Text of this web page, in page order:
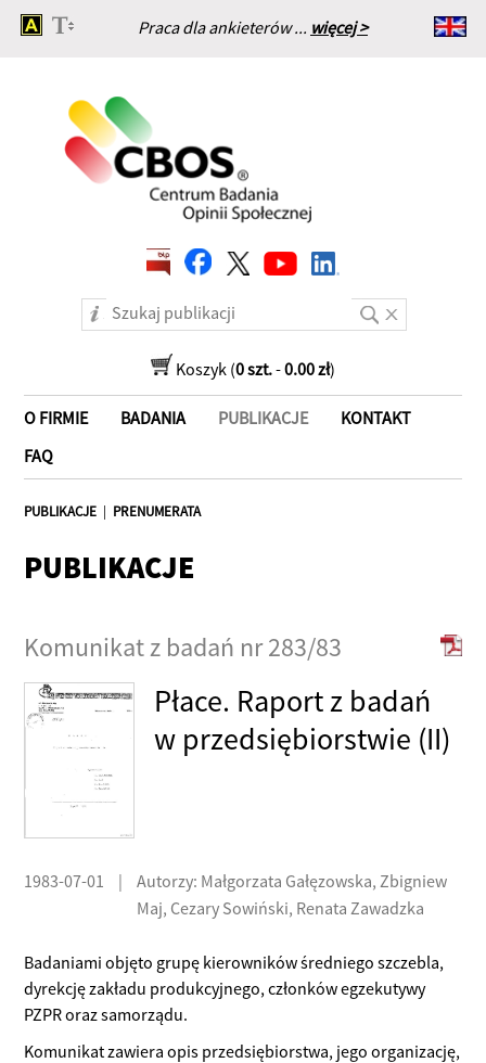
Praca dla ankieterów ... więcej >
Strona główna
Koszyk (0 szt.-0.00 zł)
O FIRMIE BADANIA PUBLIKACJE
KONTAKT
FAQ
PUBLIKACJE | PRENUMERATA
PUBLIKACJE
Komunikat z badań nr 283/83
Płace. Raport z badań
w przedsiębiorstwie (II)
1983-07-01 |
Autorzy: Małgorzata Gałęzowska, Zbigniew
Maj, Cezary Sowiński, Renata Zawadzka
Badaniami objęto grupę kierowników średniego szczebla,
dyrekcję zakładu produkcyjnego, członków egzekutywy
PZPR oraz samorządu.
Komunikat zawiera opis przedsiębiorstwa, jego organizację,